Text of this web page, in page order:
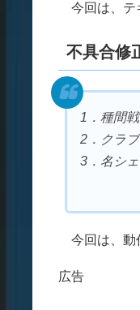
今回は、テ
不具合修
1．種間
2．クラ
3．名シ
今回は、動
広告